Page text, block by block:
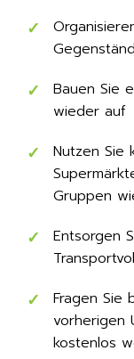
Bauen Sie
wieder auf
Nutzen Sie
Gruppen
Entsorgen
Fragen Sie
vorherigen
kostenlos